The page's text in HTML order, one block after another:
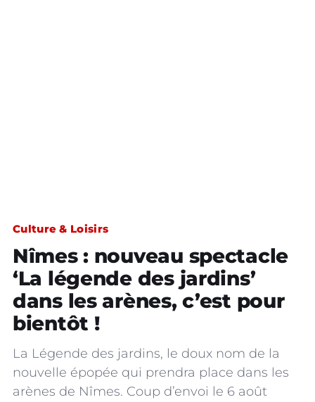
Culture & Loisirs
Nîmes : nouveau spectacle
‘La légende des jardins’
dans les arènes, c’est pour
bientôt !
La Légende des jardins, le doux nom de la
nouvelle épopée qui prendra place dans les
arènes de Nîmes. Coup d’envoi le 6 août